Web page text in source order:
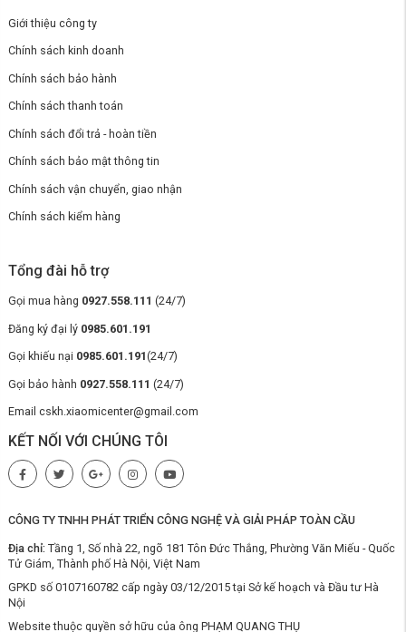
Mua quạt tích điện mini cầm tay Xiaomi
Solove F5 chính hãng, giá ưu đãi ở đâu?
Nếu bạn đang tìm một chiếc quạt tích điện để bàn
nhắc. Từ việc cung cấp luồng gió rộng, thời gian sử dụng dài đến sự tiện
lợi trong sạc và vệ sinh mọi chi tiết đều hướng tới trải nghiệm người
dùng tốt hơn. Liên hệ ngay với Xiaomi Center
tốt nhất.
Chính Sách Mua Hàng Tại Xiaomi Center:
chính sách bảo hành của nhà cung cấp.
Các sản phẩm phải lắp đặt theo trình quy trình lắp đặt và quy
cách sử dụng.
Miễn phí vận chuyển, lắp đặt và bảo hành tại nhà.
sản xuất.
Giới thiệu công ty
Chính sách kinh doanh
Chính sách bảo hành
Chính sách thanh toán
Chính sách đổi trả - hoàn tiền
Chính sách bảo mật thông tin
Chính sách vận chuyển, giao nhận
Chính sách kiểm hàng
Tổng đài hỗ trợ
Gọi mua hàng 0927.558.111 (24/7)
Đăng ký đại lý 0985.601.191
Gọi khiếu nại 0985.601.191(24/7)
Gọi bảo hành 0927.558.111 (24/7)
Email cskh.xiaomicenter@gmail.com
KẾT NỐI VỚI CHÚNG TÔI
CÔNG TY TNHH PHÁT TRIỂN CÔNG NGHỆ VÀ GIẢI PHÁP TOÀN CẦU
Địa chỉ: Tầng 1, Số nhà 22, ngõ 181 Tôn Đức Thắng, Phường Văn Miếu - Quốc
Tử Giám, Thành phố Hà Nội, Việt Nam
GPKD số 0107160782 cấp ngày 03/12/2015 tại Sở kế hoạch và Đầu tư Hà
Nội
Website thuộc quyền sở hữu của ông PHẠM QUANG THỤ